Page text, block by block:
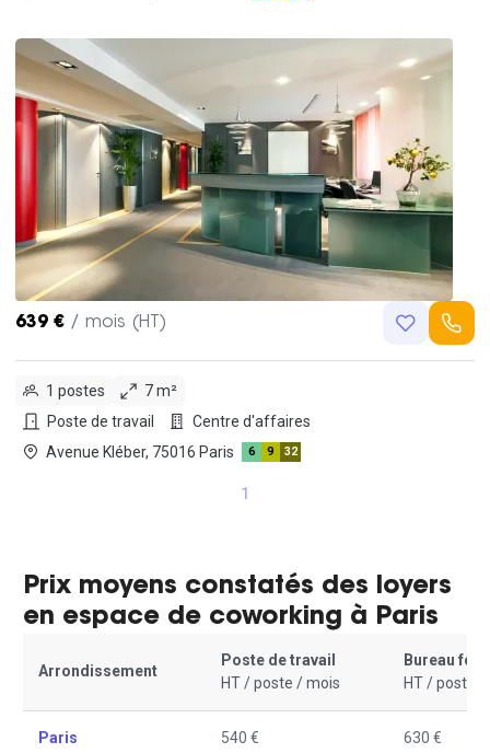
639 € / mois (HT)
1 postes
7 m²
Poste de travail
Centre d'affaires
Avenue Kléber, 75016 Paris
6 9 32
1
Prix moyens constatés des loyers
en espace de coworking à Paris
Arrondissement
Poste de travail
HT / poste / mois
Bureau
HT / poste /
Paris 540 € 630 €